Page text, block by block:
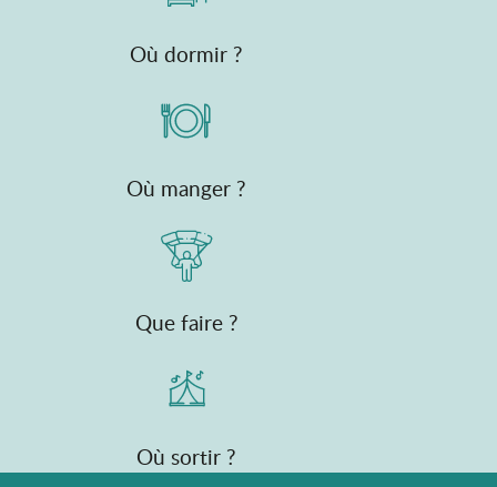
Où dormir ?
Où manger ?
Que faire ?
Où sortir ?